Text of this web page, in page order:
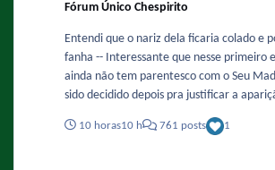
Fórum Único Chespirito
Entendi que o nariz dela ficaria colado e
fanha -- Interessante que nesse primeiro episódio a Malicha
ainda não tem parentesco com o Seu
sido decidido depois pra justificar a
também porque isso facilitaria a
Chiquinha nos remakes.
10 horas10 h 761 posts 1